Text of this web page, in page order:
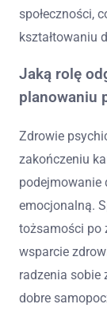
społeczności,
kształtowaniu
Jaką rolę
planowaniu
Zdrowie
zakończeniu
podejmowanie
emocjonalną.
tożsamości po
wsparcie
radzenia sobie
dobre